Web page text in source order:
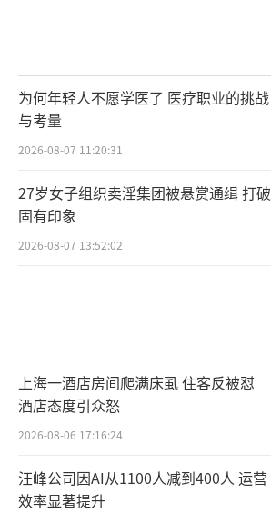
为何年轻人不愿学医了 医疗职业的挑战
与考量
2026-08-07 11:20:31
27岁女子组织卖淫集团被悬赏通缉 打破
固有印象
2026-08-07 13:52:02
上海一酒店房间爬满床虱 住客反被怼
酒店态度引众怒
2026-08-06 17:16:24
汪峰公司因AI从1100人减到400人 运营
效率显著提升